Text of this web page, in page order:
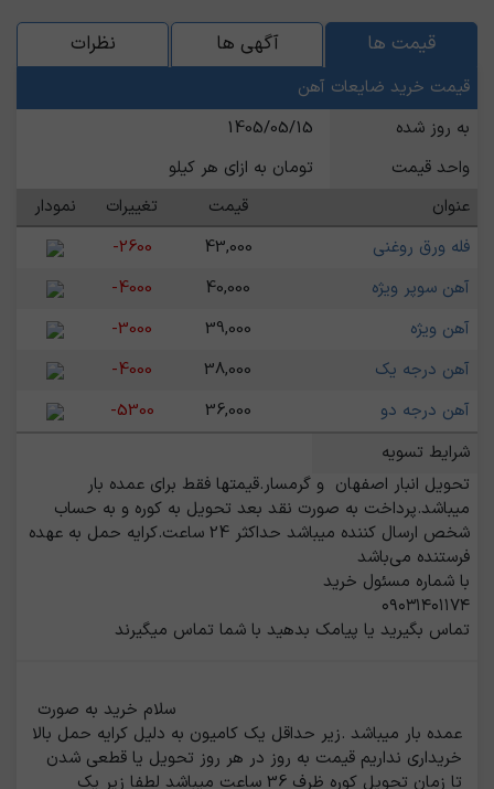
قیمت ها آگهی ها نظرات
قیمت خرید ضایعات آهن
به روز شده
1405/05/15
واحد قیمت
تومان به ازای هر کیلو
عنوان
قیمت تغییرات
نمودار
فله ورق روغنی
43,000
-2600
آهن سوپر ویژه
40,000
-4000
آهن ویژه
39,000
-3000
آهن درجه یک
38,000
-4000
آهن درجه دو
36,000
-5300
شرایط تسویه
تماس بگیرید یا پیامک بدهید با شما تماس میگیرند